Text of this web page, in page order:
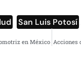
San Luis Potosí
en México Acciones